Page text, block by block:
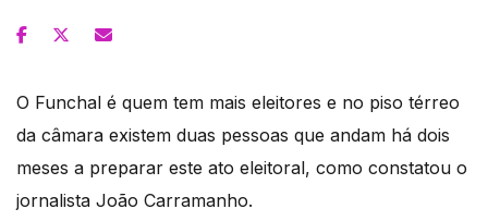
O Funchal é quem tem mais eleitores e no piso térreo
da câmara existem duas pessoas que andam há dois
meses a preparar este ato eleitoral, como constatou o
jornalista João Carramanho.